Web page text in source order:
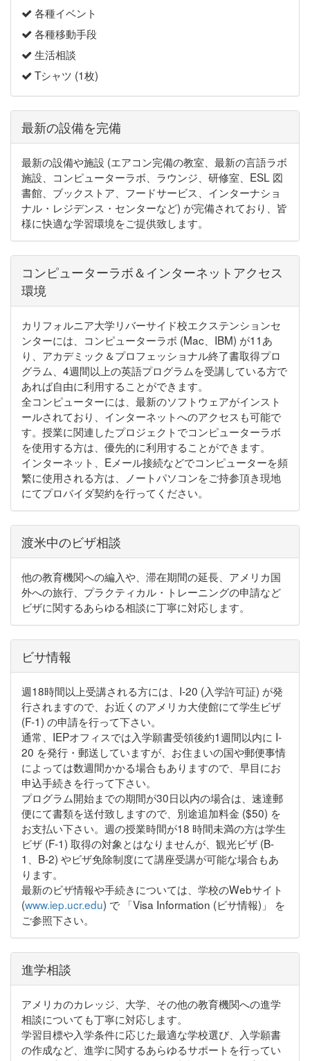
各種イベント
各種移動手段
生活相談
Tシャツ (1枚)
最新の設備を完備
最新の設備や施設 (エアコン完備の教室、最新の言語ラボ
施設、コンピューターラボ、ラウンジ、研修室、ESL 図
書館、ブックストア、フードサービス、インターナショ
ナル・レジデンス・センターなど) が完備されており、皆
様に快適な学習環境をご提供致します。
コンピューターラボ＆インターネットアクセス
環境
カリフォルニア大学リバーサイド校エクステンションセ
ンターには、コンピューターラボ (Mac、IBM) が11あ
り、アカデミック＆プロフェッショナル終了書取得プロ
グラム、4週間以上の英語プログラムを受講している方で
あれば自由に利用することができます。
全コンピューターには、最新のソフトウェアがインスト
ールされており、インターネットへのアクセスも可能で
す。授業に関連したプロジェクトでコンピューターラボ
を使用する方は、優先的に利用することができます。
インターネット、Eメール接続などでコンピューターを頻
繁に使用される方は、ノートパソコンをご持参頂き現地
にてプロバイダ契約を行ってください。
渡米中のビザ相談
他の教育機関への編入や、滞在期間の延長、アメリカ国
外への旅行、プラクティカル・トレーニングの申請など
ビザに関するあらゆる相談に丁寧に対応します。
ビサ情報
週18時間以上受講される方には、I-20 (入学許可証) が発
行されますので、お近くのアメリカ大使館にて学生ビザ
(F-1) の申請を行って下さい。
通常、IEPオフィスでは入学願書受領後約1週間以内に I-
20 を発行・郵送していますが、お住まいの国や郵便事情
によっては数週間かかる場合もありますので、早目にお
申込手続きを行って下さい。
プログラム開始までの期間が30日以内の場合は、速達郵
便にて書類を送付致しますので、別途追加料金 ($50) を
お支払い下さい。週の授業時間が18 時間未満の方は学生
ビザ (F-1) 取得の対象とはなりませんが、観光ビザ (B-
1、B-2) やビザ免除制度にて講座受講が可能な場合もあ
ります。
最新のビザ情報や手続きについては、学校のWebサイト
(www.iep.ucr.edu) で 「Visa Information (ビサ情報)」 を
ご参照下さい。
進学相談
アメリカのカレッジ、大学、その他の教育機関への進学
相談についても丁寧に対応します。
学習目標や入学条件に応じた最適な学校選び、入学願書
の作成など、進学に関するあらゆるサポートを行ってい